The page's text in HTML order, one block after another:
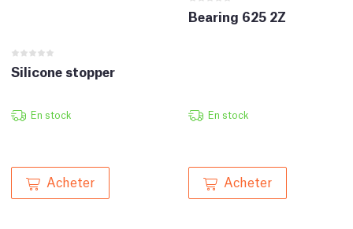
Silicone stopper
En stock
Acheter
Bearing 625 2Z
En stock
Acheter